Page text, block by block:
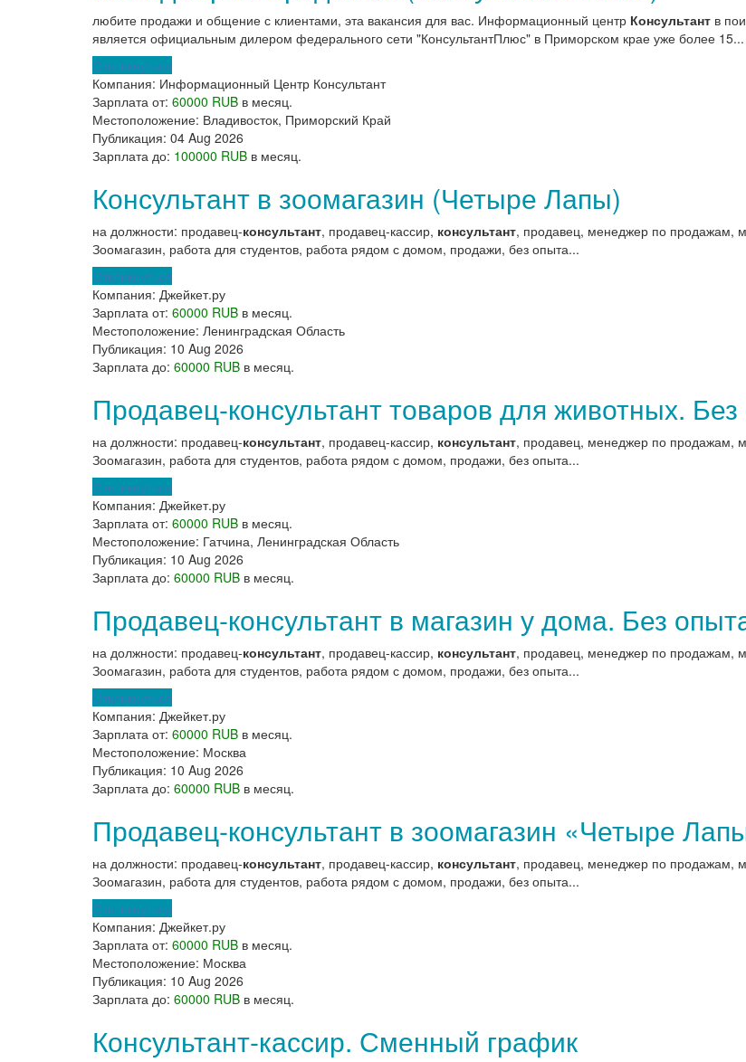
любите продажи и общение с клиентами, эта вакансия для вас. Информационный центр Консультант в
является официальным дилером федерального сети "КонсультантПлюс" в Приморском крае уже более 15...
Откликнуться
Компания: Информационный Центр Консультант
Зарплата от: 60000 RUB в месяц.
Местоположение: Владивосток, Приморский Край
Публикация: 04 Aug 2026
Зарплата до: 100000 RUB в месяц.
Консультант в зоомагазин (Четыре Лапы)
на должности: продавец-консультант, продавец-кассир, консультант, продавец, менеджер по продажам,
Зоомагазин, работа для студентов, работа рядом с домом, продажи, без опыта...
Откликнуться
Компания: Джейкет.ру
Зарплата от: 60000 RUB в месяц.
Местоположение: Ленинградская Область
Публикация: 10 Aug 2026
Зарплата до: 60000 RUB в месяц.
Продавец-консультант товаров для животных.
на должности: продавец-консультант, продавец-кассир, консультант, продавец, менеджер по продажам,
Зоомагазин, работа для студентов, работа рядом с домом, продажи, без опыта...
Откликнуться
Компания: Джейкет.ру
Зарплата от: 60000 RUB в месяц.
Местоположение: Гатчина, Ленинградская Область
Публикация: 10 Aug 2026
Зарплата до: 60000 RUB в месяц.
Продавец-консультант в магазин у дома. Без
на должности: продавец-консультант, продавец-кассир, консультант, продавец, менеджер по продажам,
Зоомагазин, работа для студентов, работа рядом с домом, продажи, без опыта...
Откликнуться
Компания: Джейкет.ру
Зарплата от: 60000 RUB в месяц.
Местоположение: Москва
Публикация: 10 Aug 2026
Зарплата до: 60000 RUB в месяц.
Продавец-консультант в зоомагазин «Четыре
на должности: продавец-консультант, продавец-кассир, консультант, продавец, менеджер по продажам,
Зоомагазин, работа для студентов, работа рядом с домом, продажи, без опыта...
Откликнуться
Компания: Джейкет.ру
Зарплата от: 60000 RUB в месяц.
Местоположение: Москва
Публикация: 10 Aug 2026
Зарплата до: 60000 RUB в месяц.
Консультант-кассир. Сменный график